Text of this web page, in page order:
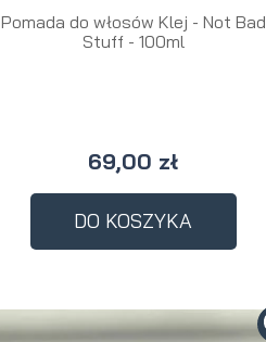
Pomada do włosów Klej - Not Bad
Stuff - 100ml
69,00 zł
DO KOSZYKA